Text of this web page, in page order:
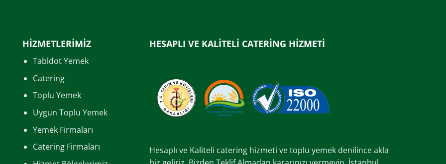
HİZMETLERİMİZ
Tabldot Yemek
Catering
Toplu Yemek
Uygun Toplu Yemek
Yemek Firmaları
Catering Firmaları
HESAPLI VE KALİTELİ CATERİNG HİZMETİ
Hesaplı ve Kaliteli catering hizmeti ve toplu yemek denilince akla